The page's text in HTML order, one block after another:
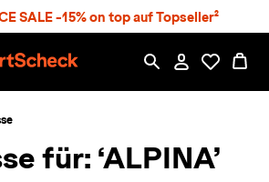
SALE -15% on top auf Topseller²
für: ‘ALPINA’